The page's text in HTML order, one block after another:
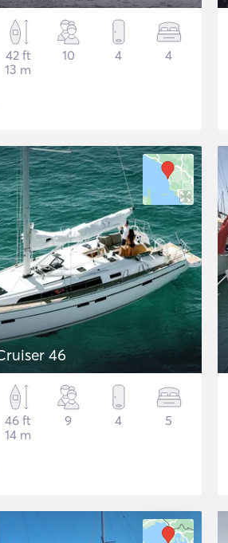
42 ft
13 m
10 4 4
46
46 ft
14 m
9 4 5